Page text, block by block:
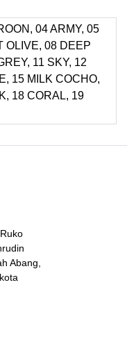
04 ARMY, 05
OLIVE, 08 DEEP
11 SKY, 12
15 MILK COCHO,
18 CORAL, 19
Abang,